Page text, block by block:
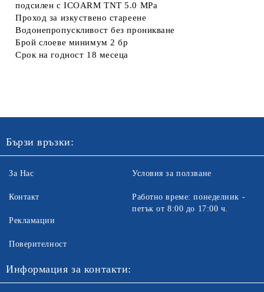
подсилен с ICOARM TNT 5.0 MPa
Проход за изкуствено стареене
Водонепропускливост без проникване
Брой слоеве минимум 2 бр
Срок на годност 18 месеца
Бързи връзки:
За Нас
Контакт
Рекламации
Поверителност
Условия за ползване
Работно време: понеделник -
петък от 8:00 до 17:00 ч.
Информация за контакти: